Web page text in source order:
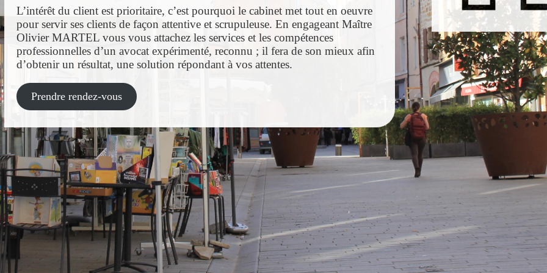
L’intérêt du client est prioritaire, c’est pourquoi le cabinet met tout en oeuvre
pour servir ses clients de façon attentive et scrupuleuse. En engageant Maître
Olivier MARTEL vous vous attachez les services et les compétences
professionnelles d’un avocat expérimenté, reconnu ; il fera de son mieux afin
d’obtenir un résultat, une solution répondant à vos attentes.
Prendre rendez-vous